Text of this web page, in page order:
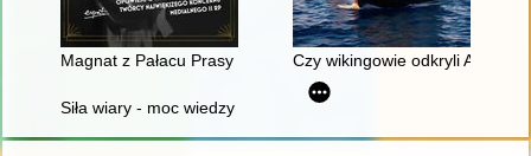
Magnat z Pałacu Prasy : opowieść o Marianie Dąbrowskim,
Czy wikingowie odkryli
Siła wiary - moc wiedzy : amulety i numizmaty w historii